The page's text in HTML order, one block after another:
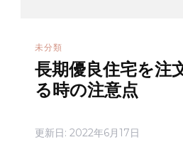
未分類
長期優良住宅を注
る時の注意点
更新日: 2022年6月17日